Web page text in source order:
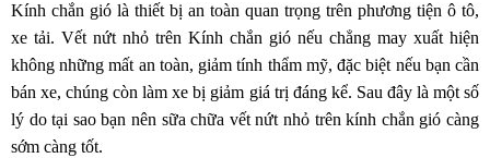
Kính chắn gió là thiết bị an toàn quan trọng trên phương tiện ô tô,
xe tải. Vết nứt nhỏ trên Kính chắn gió nếu chẳng may xuất hiện
không những mất an toàn, giảm tính thẩm mỹ, đặc biệt nếu bạn cần
bán xe, chúng còn làm xe bị giảm giá trị đáng kể. Sau đây là một số
lý do tại sao bạn nên sữa chữa vết nứt nhỏ trên kính chắn gió càng
sớm càng tốt.